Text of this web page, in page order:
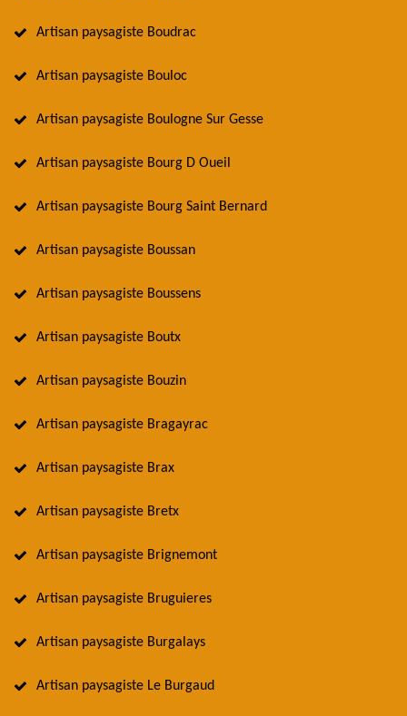
Artisan paysagiste Boudrac
Artisan paysagiste Bouloc
Artisan paysagiste Boulogne Sur Gesse
Artisan paysagiste Bourg D Oueil
Artisan paysagiste Bourg Saint Bernard
Artisan paysagiste Boussan
Artisan paysagiste Boussens
Artisan paysagiste Boutx
Artisan paysagiste Bouzin
Artisan paysagiste Bragayrac
Artisan paysagiste Brax
Artisan paysagiste Bretx
Artisan paysagiste Brignemont
Artisan paysagiste Bruguieres
Artisan paysagiste Burgalays
Artisan paysagiste Le Burgaud